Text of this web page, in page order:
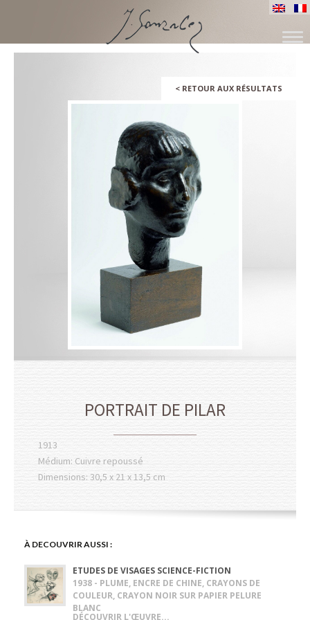
ALLER
< RETOUR AUX RÉSULTATS
PORTRAIT DE PILAR
1913
Médium: Cuivre repoussé
Dimensions: 30,5 x 21 x 13,5 cm
À DECOUVRIR AUSSI :
ETUDES DE VISAGES SCIENCE-FICTION
1938 - PLUME, ENCRE DE CHINE, CRAYONS DE
COULEUR, CRAYON NOIR SUR PAPIER PELURE
BLANC
DÉCOUVRIR L'ŒUVRE...